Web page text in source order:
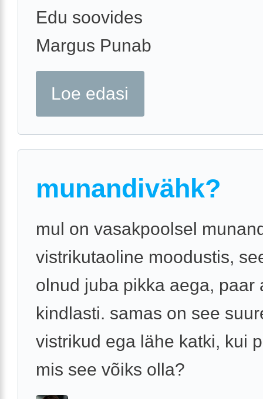
Edu soovides
Margus Punab
Loe edasi
munandivähk?
mul on vasakpoolsel
vistrikutaoline moodustis,
olnud juba pikka aega, paar
kindlasti. samas on see
vistrikud ega lähe katki, kui
mis see võiks olla?